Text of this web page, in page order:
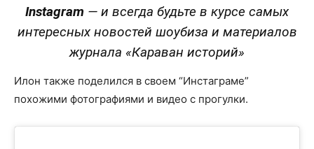
Instagram — и всегда будьте в курсе самых
интересных новостей шоубиза и материалов
журнала «Караван историй»
Илон также поделился в своем “Инстаграме”
похожими фотографиями и видео с прогулки.